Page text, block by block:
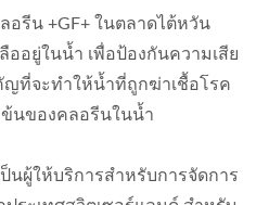
ลอรีน +GF+ ในตลาดไต้หวัน
ออยู่ในน้ำ เพื่อป้องกันความเสีย
ญที่จะทำให้น้ำที่ถูกฆ่าเชื้อโรค
ข้นของคลอรีนในน้ำ
ป็นผู้ให้บริการสำหรับการจัดการ